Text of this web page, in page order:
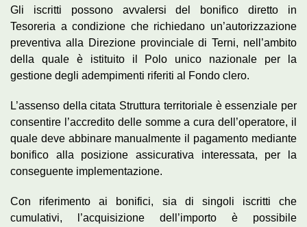
Gli iscritti possono avvalersi del bonifico diretto in
Tesoreria a condizione che richiedano un’autorizzazione
preventiva alla Direzione provinciale di Terni, nell’ambito
della quale è istituito il Polo unico nazionale per la
gestione degli adempimenti riferiti al Fondo clero.
L’assenso della citata Struttura territoriale è essenziale per
consentire l’accredito delle somme a cura dell’operatore, il
quale deve abbinare manualmente il pagamento mediante
bonifico alla posizione assicurativa interessata, per la
conseguente implementazione.
Con riferimento ai bonifici, sia di singoli iscritti che
cumulativi, l’acquisizione dell’importo è possibile